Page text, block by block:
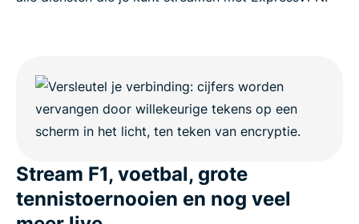
Stream F1, voetbal, grote
tennistoernooien en nog veel